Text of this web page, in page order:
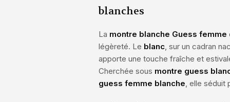
blanches
La montre blanche Guess femme
légèreté. Le blanc, sur un cadran
apporte une touche fraîche et
Cherchée sous montre guess
guess femme blanche, elle séduit